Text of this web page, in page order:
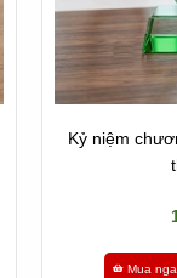
Kỷ niệm
Mua